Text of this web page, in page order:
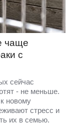
чаще
с
сейчас
- не меньше.
новому
стресс и
их в семью.